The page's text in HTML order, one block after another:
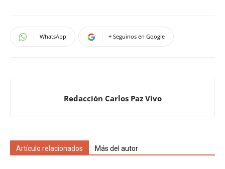
WhatsApp + Seguinos en Google
Redacción Carlos Paz Vivo
Artículo relacionados Más del autor